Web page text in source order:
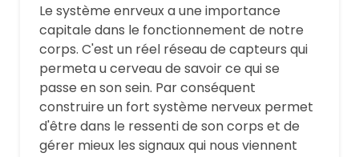
Le système enrveux a une importance
capitale dans le fonctionnement de notre
corps. C'est un réel réseau de capteurs qui
permeta u cerveau de savoir ce qui se
passe en son sein. Par conséquent
construire un fort système nerveux permet
d'être dans le ressenti de son corps et de
gérer mieux les signaux qui nous viennent